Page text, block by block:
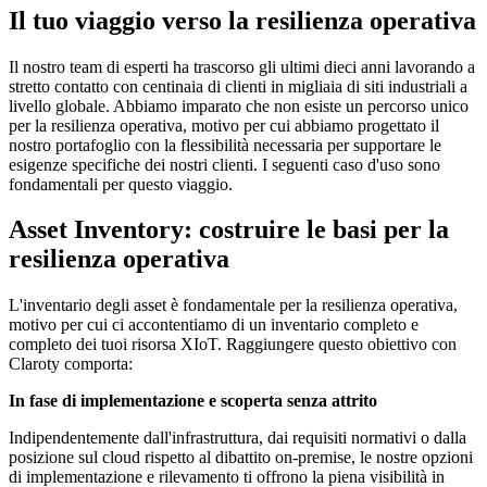
Il tuo viaggio verso la resilienza operativa
Il nostro team di esperti ha trascorso gli ultimi dieci anni lavorando a
stretto contatto con centinaia di clienti in migliaia di siti industriali a
livello globale. Abbiamo imparato che non esiste un percorso unico
per la resilienza operativa, motivo per cui abbiamo progettato il
nostro portafoglio con la flessibilità necessaria per supportare le
esigenze specifiche dei nostri clienti. I seguenti caso d'uso sono
fondamentali per questo viaggio.
Asset Inventory: costruire le basi per la
resilienza operativa
L'inventario degli asset è fondamentale per la resilienza operativa,
motivo per cui ci accontentiamo di un inventario completo e
completo dei tuoi risorsa XIoT. Raggiungere questo obiettivo con
Claroty comporta:
In fase di implementazione e scoperta senza attrito
Indipendentemente dall'infrastruttura, dai requisiti normativi o dalla
posizione sul cloud rispetto al dibattito on-premise, le nostre opzioni
di implementazione e rilevamento ti offrono la piena visibilità in